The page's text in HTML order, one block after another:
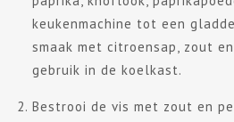
keukenmachine tot een
smaak met citroensap, zout
gebruik in de koelkast.
Bestrooi de vis met zout en